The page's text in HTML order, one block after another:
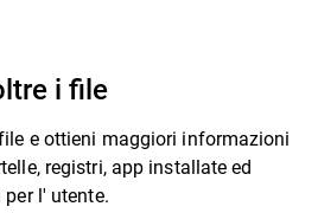
i file
e ottieni maggiori informazioni
registri, app installate ed
l' utente.